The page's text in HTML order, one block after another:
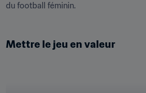
du football féminin.
Mettre le jeu en valeur